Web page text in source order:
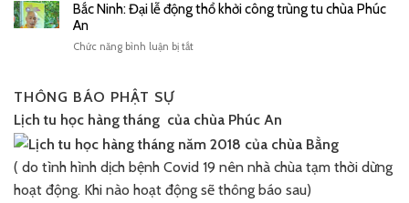
Bắc Ninh: Đại lễ động thổ khởi công trùng tu chùa Phúc
An
Chức năng bình luận bị tắtở
động
công
trùng
tu
THÔNG BÁO PHẬT SỰ
Lịch tu học hàng tháng của chùa Phúc An
( do tình hình dịch bệnh Covid 19 nên nhà chùa tạm thời dừng
hoạt động. Khi nào hoạt động sẽ thông báo sau)